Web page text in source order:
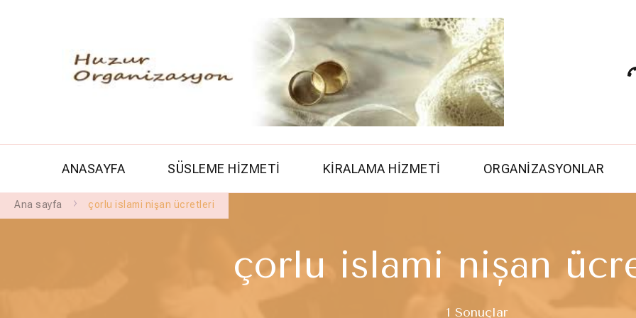
ANASAYFA SÜSLEME HİZMETİ KİRALAMA HİZMETİ ORGANİZASYONLAR
Ana sayfa çorlu islami nişan ücretleri
çorlu islami nişan
1 Sonuçlar